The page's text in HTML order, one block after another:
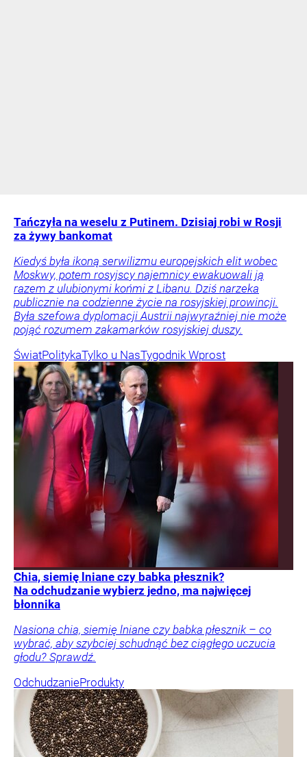
Tańczyła na weselu z Putinem. Dzisiaj robi w Rosji
za żywy bankomat
Kiedyś była ikoną serwilizmu europejskich elit wobec
Moskwy, potem rosyjscy najemnicy ewakuowali ją
razem z ulubionymi końmi z Libanu. Dziś narzeka
publicznie na codzienne życie na rosyjskiej prowincji.
Była szefowa dyplomacji Austrii najwyraźniej nie może
pojąć rozumem zakamarków rosyjskiej duszy.
ŚwiatPolitykaTylko u NasTygodnik Wprost
Chia, siemię lniane czy babka płesznik?
Na odchudzanie wybierz jedno, ma najwięcej
błonnika
Nasiona chia, siemię lniane czy babka płesznik – co
wybrać, aby szybciej schudnąć bez ciągłego uczucia
głodu? Sprawdź.
OdchudzanieProdukty